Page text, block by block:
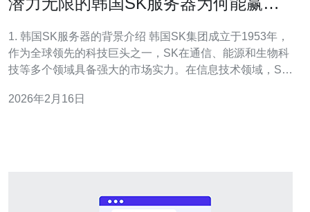
1. 韩国SK服务器的背景介绍 韩国SK集团成立于1953年，
作为全球领先的科技巨头之一，SK在通信、能源和生物科
技等多个领域具备强大的市场实力。在信息技术领域，SK
可。 在过去几年中，SK服务器通过持续的技术创
2026年2月16日